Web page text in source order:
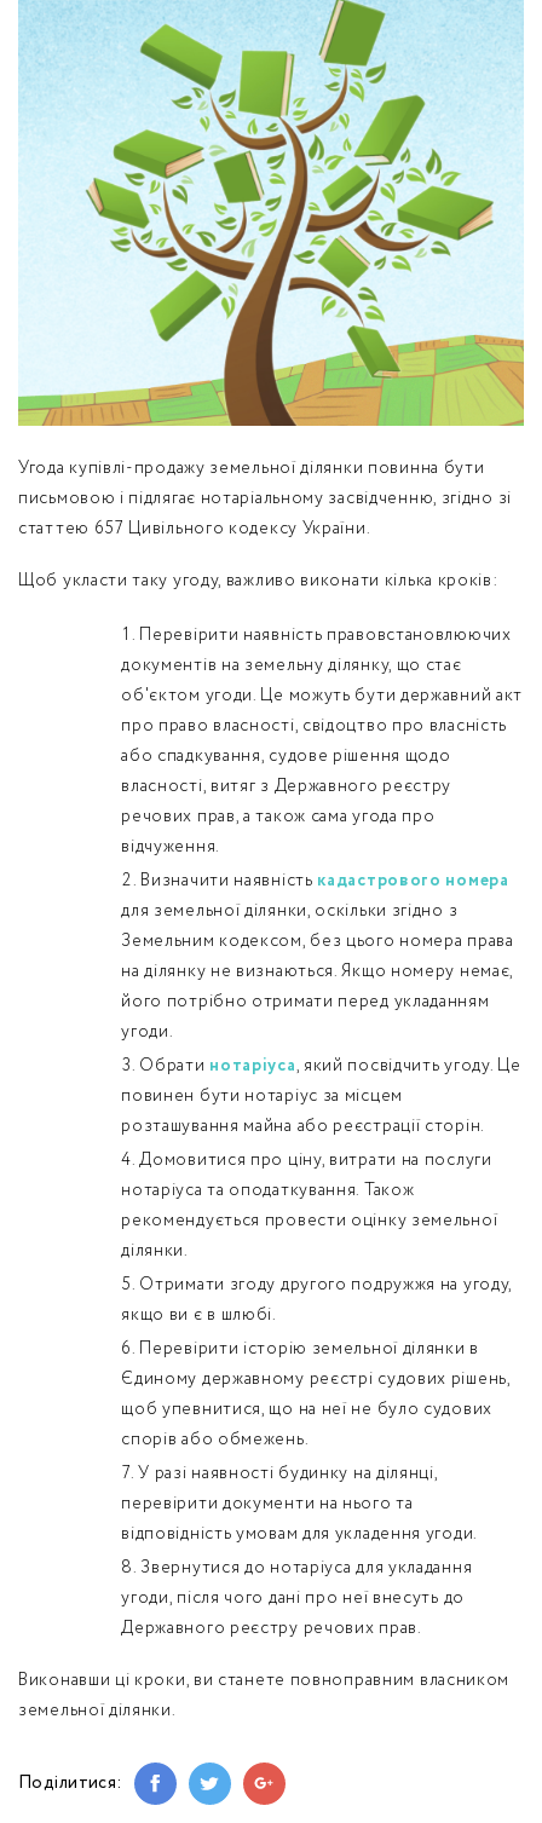
Поділитися:
Угода купівлі-продажу земельної ділянки повинна бути
письмовою і підлягає нотаріальному засвідченню, згідно зі
статтею 657 Цивільного кодексу України.
Щоб укласти таку угоду, важливо виконати кілька кроків:
Перевірити наявність правовстановлюючих
документів на земельну ділянку, що стає
об'єктом угоди. Це можуть бути державний акт
про право власності, свідоцтво про власність
або спадкування, судове рішення щодо
власності, витяг з Державного реєстру
речових прав, а також сама угода про
відчуження.
Визначити наявність кадастрового номера
для земельної ділянки, оскільки згідно з
Земельним кодексом, без цього номера права
на ділянку не визнаються. Якщо номеру немає,
його потрібно отримати перед укладанням
угоди.
Обрати нотаріуса, який посвідчить угоду. Це
повинен бути нотаріус за місцем
розташування майна або реєстрації сторін.
Домовитися про ціну, витрати на послуги
нотаріуса та оподаткування. Також
рекомендується провести оцінку земельної
ділянки.
Отримати згоду другого подружжя на угоду,
якщо ви є в шлюбі.
Перевірити історію земельної ділянки в
Єдиному державному реєстрі судових рішень,
щоб упевнитися, що на неї не було судових
спорів або обмежень.
У разі наявності будинку на ділянці,
перевірити документи на нього та
відповідність умовам для укладення угоди.
Звернутися до нотаріуса для укладання
угоди, після чого дані про неї внесуть до
Державного реєстру речових прав.
Виконавши ці кроки, ви станете повноправним власником
земельної ділянки.
Немає облікового запису?
Зареєструватися
УВІЙТИ
обробку персональних даних.
ЗАМОВИТИ КОНСУЛЬТАЦІЮ